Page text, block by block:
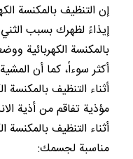
إن التنظيف بالمكنسة
إيذاءً لظهرك بسبب الثني
بالمكنسة الكهربائية
أكثر سوءاً، كما أن
أثناء التنظيف
مؤذية تفاقم من أذية
أثناء التنظيف
مناسبة لجسمك: